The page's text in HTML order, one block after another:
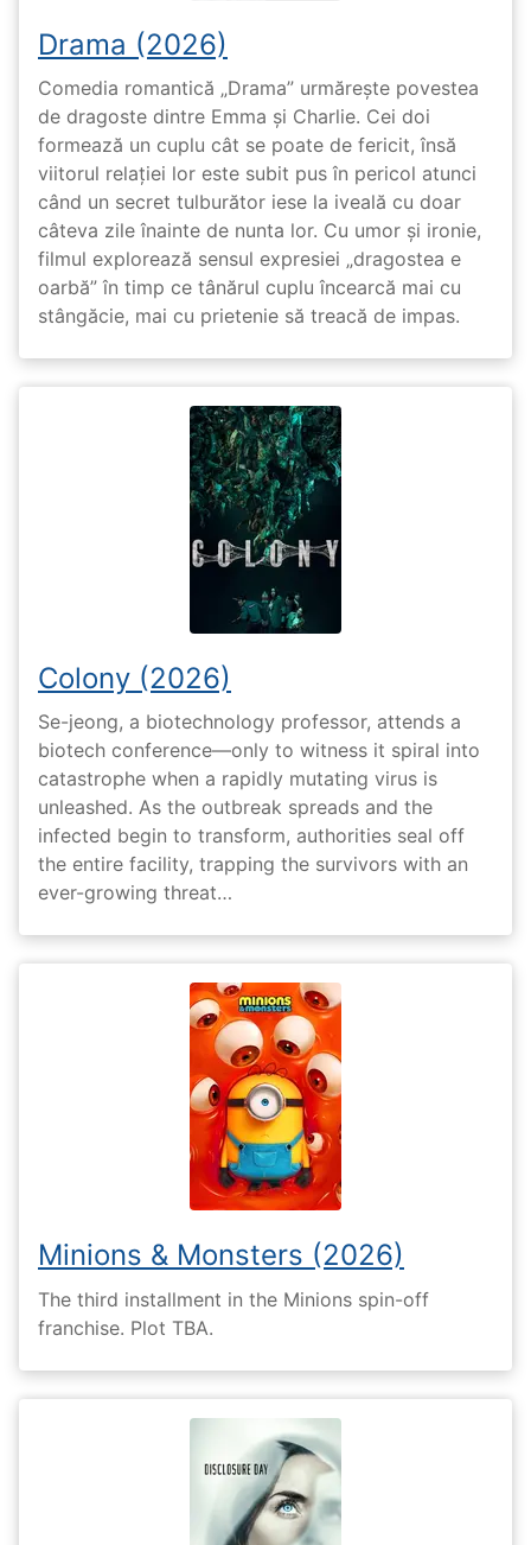
Drama (2026)
Comedia romantică „Drama” urmărește povestea
de dragoste dintre Emma și Charlie. Cei doi
formează un cuplu cât se poate de fericit, însă
viitorul relației lor este subit pus în pericol atunci
când un secret tulburător iese la iveală cu doar
câteva zile înainte de nunta lor. Cu umor și ironie,
filmul explorează sensul expresiei „dragostea e
oarbă” în timp ce tânărul cuplu încearcă mai cu
stângăcie, mai cu prietenie să treacă de impas.
Colony (2026)
Se-jeong, a biotechnology professor, attends a
biotech conference—only to witness it spiral into
catastrophe when a rapidly mutating virus is
unleashed. As the outbreak spreads and the
infected begin to transform, authorities seal off
the entire facility, trapping the survivors with an
ever-growing threat…
Minions & Monsters (2026)
The third installment in the Minions spin-off
franchise. Plot TBA.